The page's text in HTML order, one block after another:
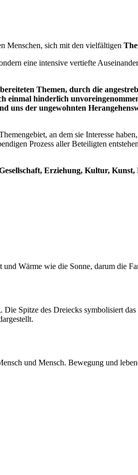
Menschen, sich mit den vielfältigen
eine intensive vertiefte
Themen, durch die
hinderlich
uns der ungewohnten
an dem sie Interesse
Prozess aller Beteiligten
Erziehung, Kultur,
Wärme wie die Sonne, darum die
Spitze des Dreiecks symbolisiert das
und Mensch. Bewegung und